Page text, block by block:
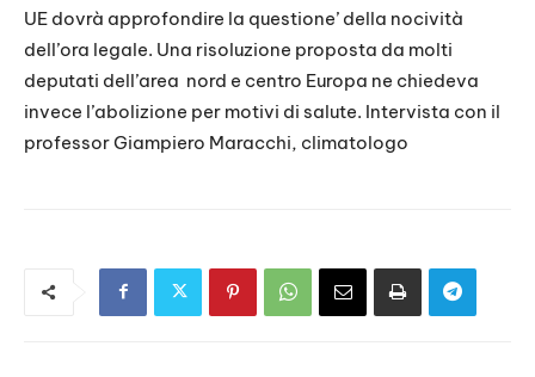
EMBED
UE dovrà approfondire la questione’ della nocività
dell’ora legale. Una risoluzione proposta da molti
deputati dell’area nord e centro Europa ne chiedeva
invece l’abolizione per motivi di salute. Intervista con il
professor Giampiero Maracchi, climatologo